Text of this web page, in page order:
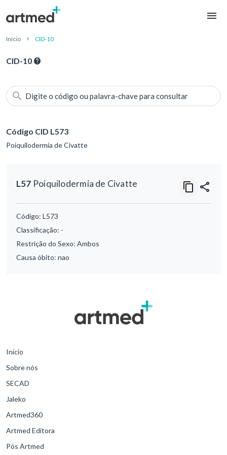
Início CID-10
CID-10
Digite o código ou palavra-chave para consultar
Código CID L573
Poiquilodermia de Civatte
L57 Poiquilodermia de Civatte
Código: L573
Classificação: -
Restrição do Sexo: Ambos
Causa óbito: nao
Início
Sobre nós
SECAD
Jaleko
Artmed360
Artmed Editora
Pós Artmed